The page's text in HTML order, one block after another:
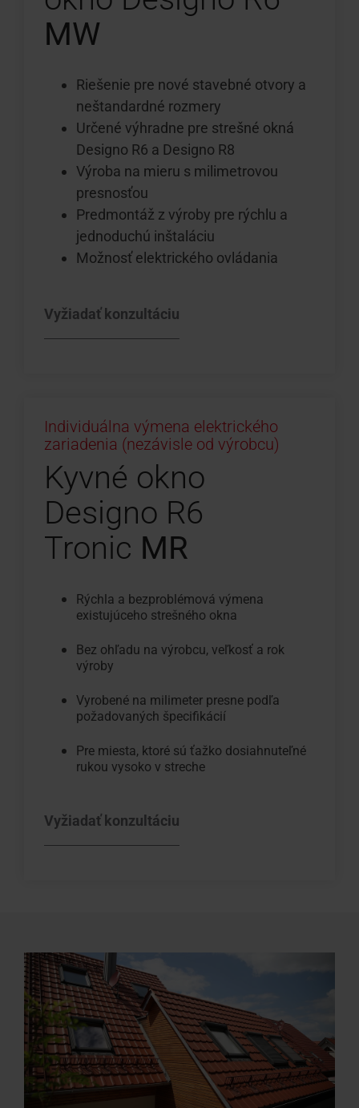
MW
Riešenie pre nové stavebné otvory a
neštandardné rozmery
Určené výhradne pre strešné okná
Designo R6 a Designo R8
Výroba na mieru s milimetrovou
presnosťou
Predmontáž z výroby pre rýchlu a
jednoduchú inštaláciu
Možnosť elektrického ovládania
Vyžiadať konzultáciu
Individuálna výmena elektrického
zariadenia (nezávisle od výrobcu)
Kyvné okno
Designo R6
Tronic MR
Rýchla a bezproblémová výmena
existujúceho strešného okna
Bez ohľadu na výrobcu, veľkosť a rok
výroby
Vyrobené na milimeter presne podľa
požadovaných špecifikácií
Pre miesta, ktoré sú ťažko dosiahnuteľné
rukou vysoko v streche
Vyžiadať konzultáciu